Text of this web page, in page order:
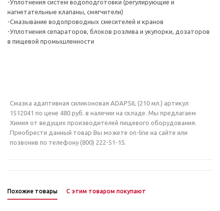
-Уплотнения систем водоподготовки (регулирующие и
нагнетательные клапаны, смягчители)
-Смазывание водопроводных смесителей и кранов
-Уплотнения сепараторов, блоков розлива и укупорки, дозаторов
в пищевой промышленности
Смазка адаптивная силиконовая ADAPSIL (210 мл.) артикул
1512041 по цене 480 руб. в наличии на складе. Мы предлагаем
Химия от ведущих производителей пищевого оборудования.
Приобрести данный товар Вы можете on-line на сайте или
позвонив по телефону (800) 222-51-15.
Похожие товары С этим товаром покупают